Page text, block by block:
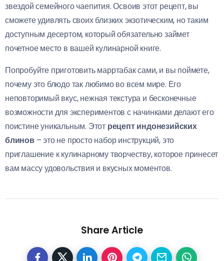
звездой семейного чаепития. Освоив этот рецепт, вы
сможете удивлять своих близких экзотическим, но таким
доступным десертом, который обязательно займет
почетное место в вашей кулинарной книге.
Попробуйте приготовить марртабак сами, и вы поймете,
почему это блюдо так любимо во всем мире. Его
неповторимый вкус, нежная текстура и бесконечные
возможности для экспериментов с начинками делают его
поистине уникальным. Этот рецепт индонезийских
блинов– это не просто набор инструкций, это
приглашение к кулинарному творчеству, которое принесет
вам массу удовольствия и вкусных моментов.
Share Article